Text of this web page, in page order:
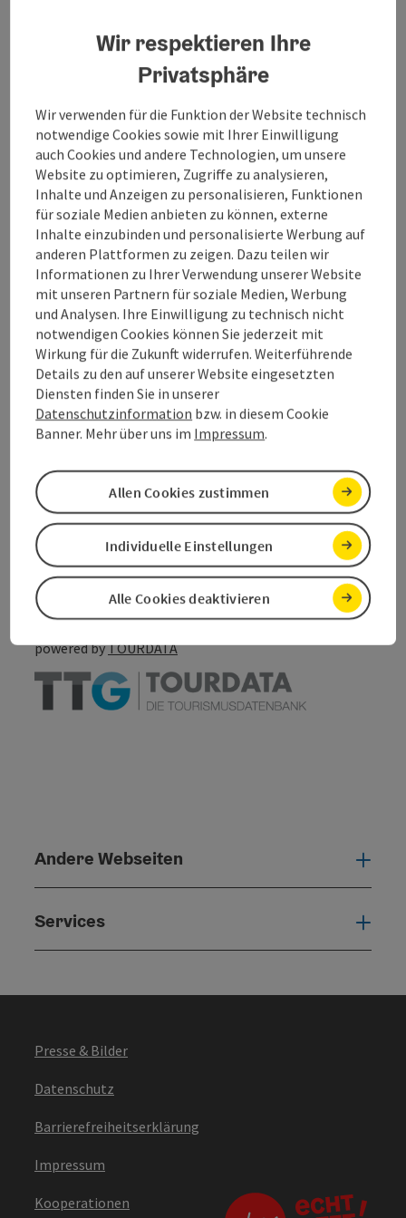
oftmalige Anwesenheit des Kaiserhau-ses in Bad Ischl
gab verschiedenste Gelegen-heiten, mit Konzerten –
damals Productionen genannt –
Öffentlichkeit zu treten.
Kontakt
Öffnungszeiten
Anreise/Lage
Barrierefreiheit
Beitrag merken
zum Merkzettel
PDF erstellen
Beitrag drucken
In der Nähe
powered byTOURDATA
Andere Webseiten
Services
Presse & Bilder
Datenschutz
Barrierefreiheitserklärung
Impressum
Kooperationen
Wir respektieren Ihre
Privatsphäre
Wir verwenden für die Funktion der Website technisch
notwendige Cookies sowie mit Ihrer Einwilligung
auch Cookies und andere Technologien, um unsere
Website zu optimieren, Zugriffe zu analysieren,
Inhalte und Anzeigen zu personalisieren, Funktionen
für soziale Medien anbieten zu können, externe
Inhalte einzubinden und personalisierte Werbung auf
anderen Plattformen zu zeigen. Dazu teilen wir
Informationen zu Ihrer Verwendung unserer Website
mit unseren Partnern für soziale Medien, Werbung
und Analysen. Ihre Einwilligung zu technisch nicht
notwendigen Cookies können Sie jederzeit mit
Wirkung für die Zukunft widerrufen. Weiterführende
Details zu den auf unserer Website eingesetzten
Diensten finden Sie in unserer
Datenschutzinformation bzw. in diesem Cookie
Banner. Mehr über uns im Impressum.
Alle Cookies deaktivieren
Individuelle Einstellungen
Allen Cookies zustimmen